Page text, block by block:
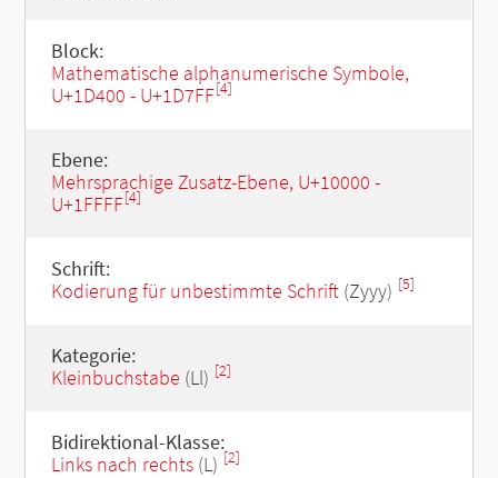
Block:
Mathematische alphanumerische Symbole,
U+1D400 - U+1D7FF[4]
Ebene:
Mehrsprachige Zusatz-Ebene, U+10000 -
U+1FFFF[4]
Schrift:
Kodierung für unbestimmte Schrift(Zyyy) [5]
Kategorie:
Kleinbuchstabe (Ll) [2]
Bidirektional-Klasse:
Links nach rechts(L) [2]